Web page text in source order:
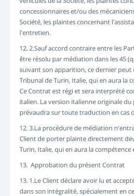
concessionnaires et/ou des
Société, les plaintes concernant
l'entretien.
12. 2.Sauf accord contraire entre les
être résolu par médiation dans les 45
suivant son apparition, ce dernier peut
Tribunal de Turin, Italie, qui en aura la
Ce Contrat est régi et sera interprété
italien. La version italienne originale
prévaudra sur toute traduction en cas
12. 3.La procédure de médiation
Client de porter plainte directement
Turin, Italie, qui en aura la compétence
13. Approbation du présent Contrat
13. 1.Le Client déclare avoir lu et
dans son intégralité, spécialement en